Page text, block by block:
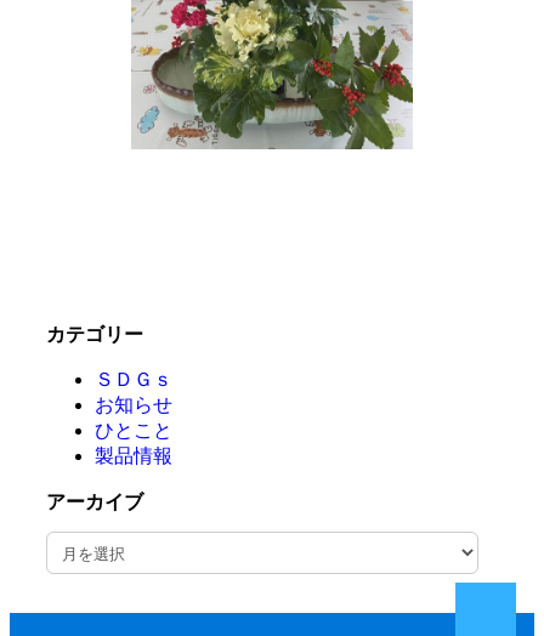
カテゴリー
ＳＤＧｓ
お知らせ
ひとこと
製品情報
アーカイブ
ア
ー
イ